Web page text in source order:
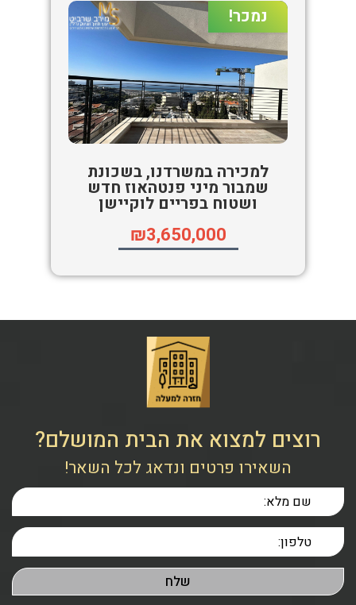
נמכר!
למכירה במשרדנו, בשכונת
שמבור מיני פנטהאוז חדש
ושטוח בפריים לוקיישן
₪3,650,000
רוצים למצוא את הבית המושלם?
השאירו פרטים ונדאג לכל השאר!